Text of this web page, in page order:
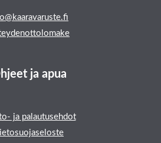
ja apua
ja palautusehdot